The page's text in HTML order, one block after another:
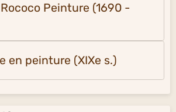
Peinture (1690 -
en peinture (XIXe s.)